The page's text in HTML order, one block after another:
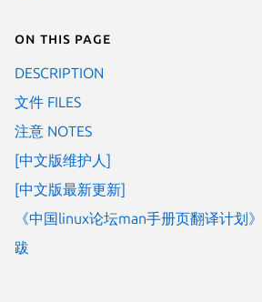
On this page
DESCRIPTION
文件 FILES
注意 NOTES
[中文版维护人]
[中文版最新更新]
《中国linux论坛man手册页翻译计划
跋